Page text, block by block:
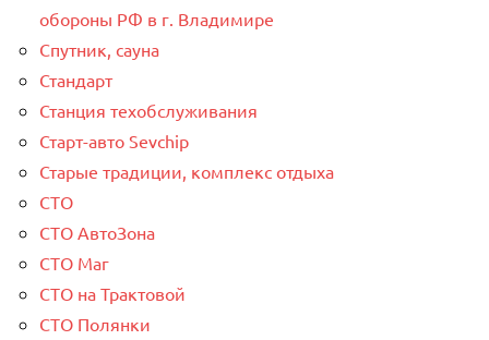
обороны РФ в г. Владимире
Спутник, сауна
Стандарт
Станция техобслуживания
Старт-авто Sevchip
Старые традиции, комплекс отдыха
СТО
СТО АвтоЗона
СТО Маг
СТО на Трактовой
СТО Полянки